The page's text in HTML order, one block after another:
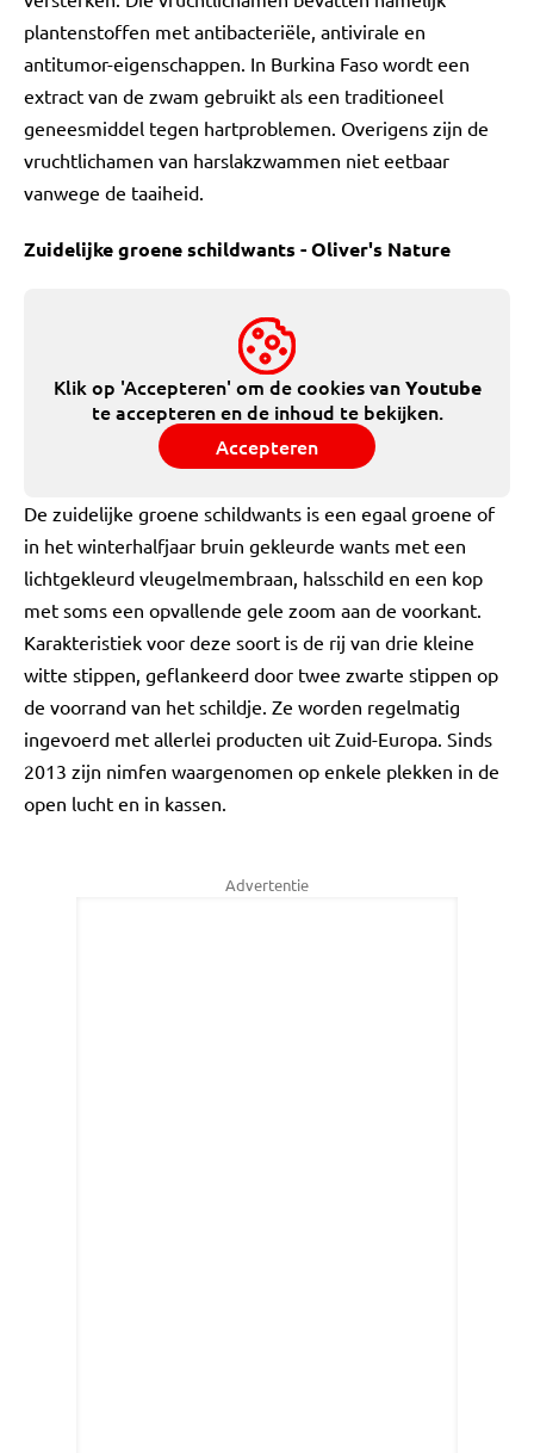
plantenstoffen met antibacteriële, antivirale en
antitumor-eigenschappen. In Burkina Faso wordt een
extract van de zwam gebruikt als een traditioneel
geneesmiddel tegen hartproblemen. Overigens zijn de
vruchtlichamen van harslakzwammen niet eetbaar
vanwege de taaiheid.
Zuidelijke groene schildwants - Oliver's Nature
Klik op 'Accepteren' om de cookies vanYoutube
te accepteren en de inhoud te bekijken.
Accepteren
De zuidelijke groene schildwants is een egaal groene of
in het winterhalfjaar bruin gekleurde wants met een
lichtgekleurd vleugelmembraan, halsschild en een kop
met soms een opvallende gele zoom aan de voorkant.
Karakteristiek voor deze soort is de rij van drie kleine
witte stippen, geflankeerd door twee zwarte stippen op
de voorrand van het schildje. Ze worden regelmatig
ingevoerd met allerlei producten uit Zuid-­Europa. Sinds
2013 zijn nimfen waargenomen op enkele plekken in de
open lucht en in kassen.
Advertentie